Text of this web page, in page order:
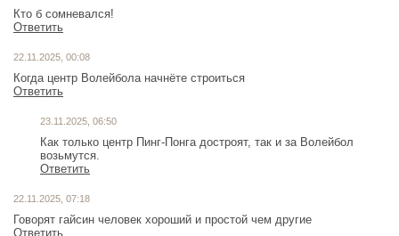
Кто б сомневался!
Ответить
22.11.2025, 00:08
Когда центр Волейбола начнёте строиться
Ответить
23.11.2025, 06:50
Как только центр Пинг-Понга достроят, так и за Волейбол
возьмутся.
Ответить
22.11.2025, 07:18
Говорят гайсин человек хороший и простой чем другие
Ответить